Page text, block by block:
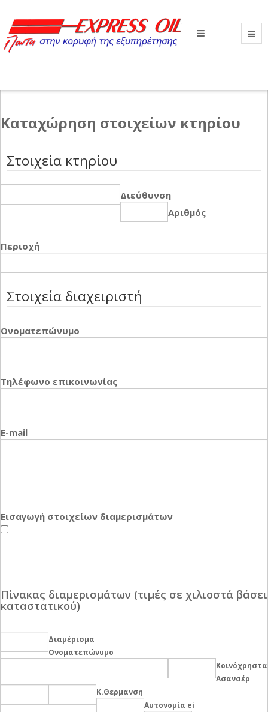
Βρίσκεστε εδώ:
Καταχώρηση στοιχείων κτηρίου
Στοιχεία κτηρίου
Διεύθυνση
Αριθμός
Περιοχή
Στοιχεία διαχειριστή
Ονοματεπώνυμο
Τηλέφωνο επικοινωνίας
E-mail
Εισαγωγή στοιχείων διαμερισμάτων
Πίνακας διαμερισμάτων (τιμές σε χιλιοστά βάσει
καταστατικού)
Διαμέρισμα
Ονοματεπώνυμο
Κοινόχρηστα
Ασανσέρ
Κ.Θερμανση
Αυτονομία ei